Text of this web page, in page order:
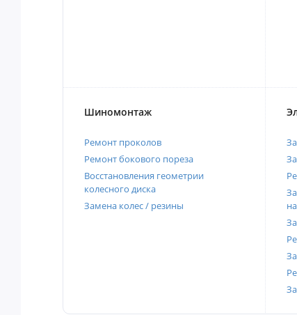
Шиномонтаж
Ремонт проколов
Ремонт бокового пореза
Восстановления геометрии
колесного диска
Замена колес / резины